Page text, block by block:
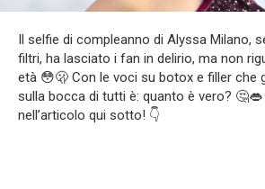
Il selfie di compleanno di Alyssa Milano,
filtri, ha lasciato i fan in delirio, ma non
età 😳🫢 Con le voci su botox e filler che
sulla bocca di tutti è: quanto è vero?
nell’articolo qui sotto! 👇